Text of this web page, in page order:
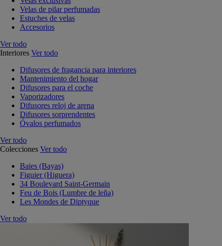
Velas de pilar perfumadas
Estuches de velas
Accesorios
Ver todo
Interiores Ver todo
Difusores de fragancia para interiores
Mantenimiento del hogar
Difusores para el coche
Vaporizadores
Difusores reloj de arena
Difusores sorprendentes
Óvalos perfumados
Ver todo
Colecciones Ver todo
Baies (Bayas)
Figuier (Higuera)
34 Boulevard Saint-Germain
Feu de Bois (Lumbre de leña)
Les Mondes de Diptyque
Ver todo